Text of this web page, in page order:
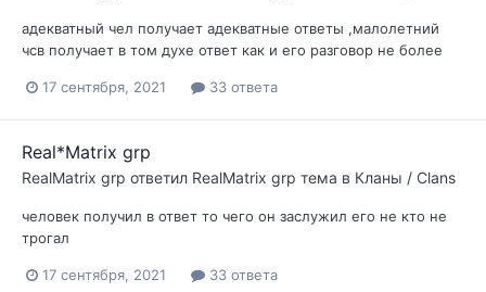
адекватный чел получает адекватные ответы ,малолетний
чсв получает в том духе ответ как и его разговор не более
17 сентября, 2021 33 ответа
Real*Matrix grp
RealMatrix grp ответил RealMatrix grp тема в Кланы / Clans
человек получил в ответ то чего он заслужил его не кто не
трогал
17 сентября, 2021 33 ответа